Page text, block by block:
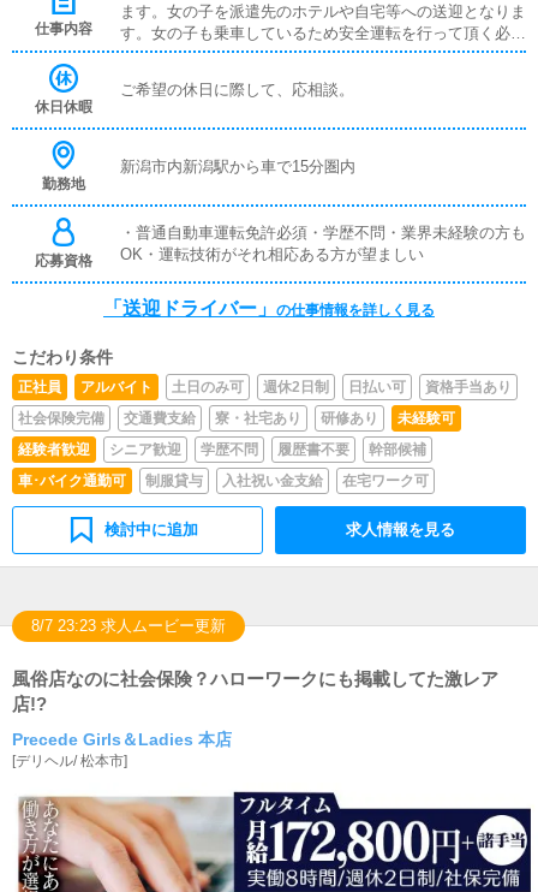
仕事内容
ます。女の子を派遣先のホテルや自宅等への送迎となりま
す。女の子も乗車しているため安全運転を行って頂く必要
があります。運転技術がそれ相応ある方が望ましいです。
要相談となります。
休日休暇
ご希望の休日に際して、応相談。
勤務地
新潟市内新潟駅から車で15分圏内
応募資格
・普通自動車運転免許必須・学歴不問・業界未経験の方も
OK・運転技術がそれ相応ある方が望ましい
「送迎ドライバー」 の仕事情報を詳しく見る
こだわり条件
正社員 アルバイト 土日のみ可 週休2日制 日払い可
資格手当あり
社会保険完備
交通費支給 寮・社宅あり 研修あり
未経験可
経験者歓迎
シニア歓迎 学歴不問 履歴書不要
幹部候補
車･バイク通勤可
制服貸与 入社祝い金支給 在宅ワーク可
検討中に追加 求人情報を見る
8/7 23:23 求人ムービー更新
風俗店なのに社会保険？ハローワークにも掲載してた激レア
店!?
Precede Girls＆Ladies 本店
[デリヘル/松本市]